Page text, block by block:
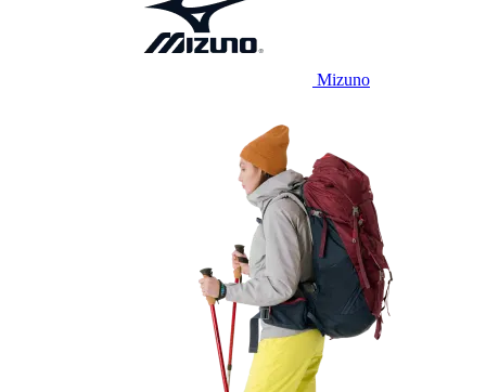
Mizuno